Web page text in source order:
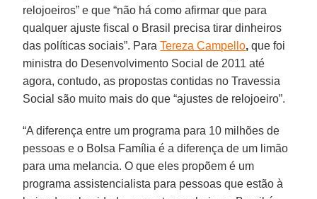
relojoeiros” e que “não há como afirmar que para
qualquer ajuste fiscal o Brasil precisa tirar dinheiros
das políticas sociais”. ParaTereza Campello, que foi
ministra do Desenvolvimento Social de 2011 até
agora, contudo, as propostas contidas no Travessia
Social são muito mais do que “ajustes de relojoeiro”.
“A diferença entre um programa para 10 milhões de
pessoas e o Bolsa Família é a diferença de um limão
para uma melancia. O que eles propõem é um
programa assistencialista para pessoas que estão à